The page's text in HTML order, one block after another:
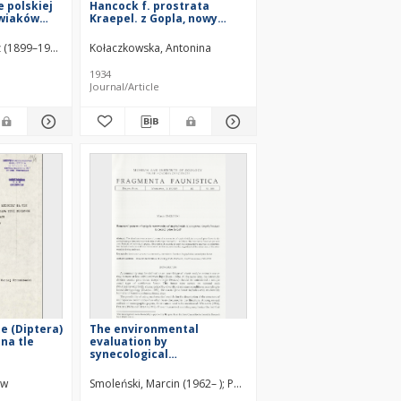
polskiej
wenig
Hancock f. prostrata
Kraepel. z Gopla, nowy
fauny polskiej = Über das
Vorkommen von
Plumatella punctata
Hancock f. prostrata
Kraepel. im Gopło-See
Kołaczkowska, Antonina
1934
Journal/Article
Nauk. Instytut Zoologii.
Zoologii
(Diptera)
tle
:
The environmental
evaluation by
synecological
of the method based on
epigeic invertebrate
Smoleński, Marcin (1962– ) Polska Akademia Nauk. Muzeum